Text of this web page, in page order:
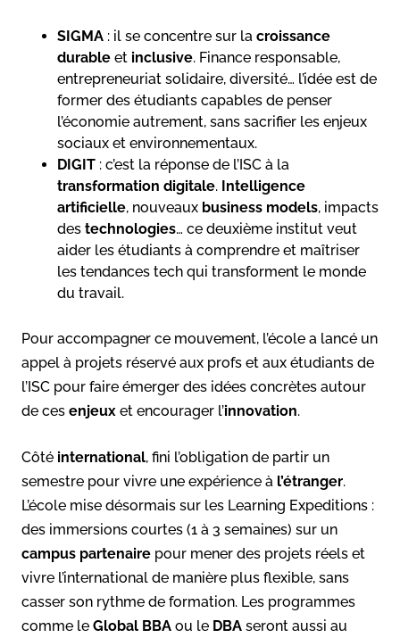
SIGMA : il se concentre sur la croissance
durable et inclusive. Finance responsable,
entrepreneuriat solidaire, diversité… l’idée est de
former des étudiants capables de penser
l’économie autrement, sans sacrifier les enjeux
sociaux et environnementaux.
DIGIT : c’est la réponse de l’ISC à la
transformation digitale. Intelligence
artificielle, nouveaux business models, impacts
des technologies… ce deuxième institut veut
aider les étudiants à comprendre et maîtriser
les tendances tech qui transforment le monde
du travail.
Pour accompagner ce mouvement, l’école a lancé un
appel à projets réservé aux profs et aux étudiants de
l’ISC pour faire émerger des idées concrètes autour
de ces enjeux et encourager l’innovation.
Côté international, fini l’obligation de partir un
semestre pour vivre une expérience à l’étranger.
L’école mise désormais sur les Learning Expeditions :
des immersions courtes (1 à 3 semaines) sur un
campus partenaire pour mener des projets réels et
vivre l’international de manière plus flexible, sans
casser son rythme de formation. Les programmes
comme le Global BBA ou le DBA seront aussi au